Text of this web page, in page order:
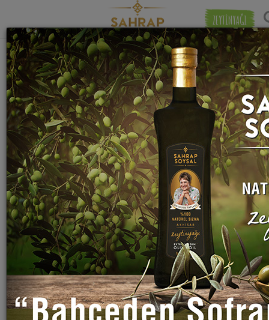
ZEYTİNYAĞI
"esmer toz şeker " etiketiyle eşleşen (7)
tarif bulundu.
Eşleşmeye